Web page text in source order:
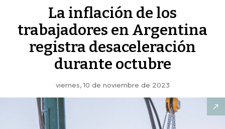
La inflación de los
trabajadores en Argentina
registra desaceleración
durante octubre
viernes, 10 de noviembre de 2023